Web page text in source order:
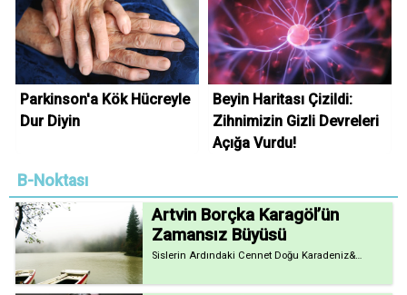
Parkinson'a Kök Hücreyle
Dur Diyin
Beyin Haritası Çizildi:
Zihnimizin Gizli Devreleri
Açığa Vurdu!
B-Noktası
Artvin Borçka Karagöl’ün
Zamansız Büyüsü
Sislerin Ardındaki Cennet Doğu Karadeniz&…